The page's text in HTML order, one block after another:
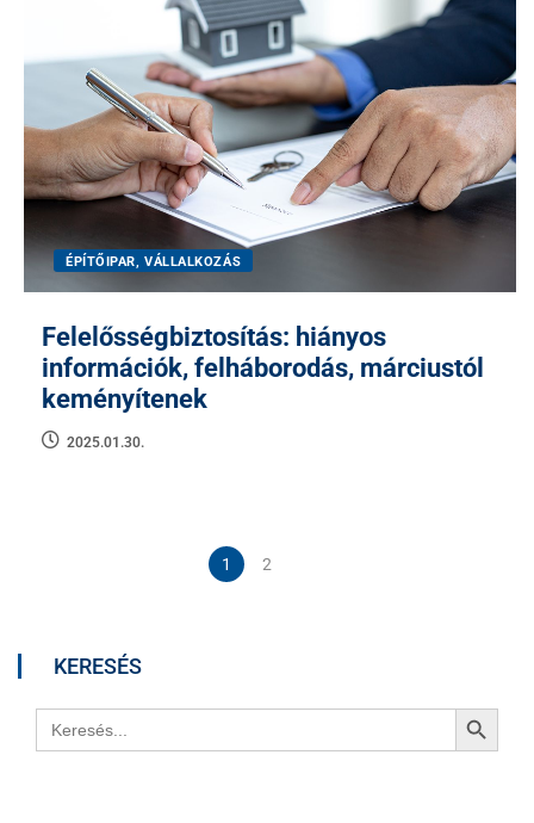
ÉPÍTŐIPAR, VÁLLALKOZÁS
Felelősségbiztosítás: hiányos
információk, felháborodás, márciustól
keményítenek
2025.01.30.
1 2
KERESÉS
Search
for:
Search Button